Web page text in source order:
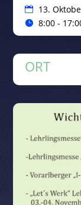
13.
8:00 -
ORT